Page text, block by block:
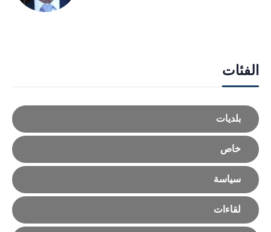
الفئات
بلديات
خاص
سياسة
لقاءات